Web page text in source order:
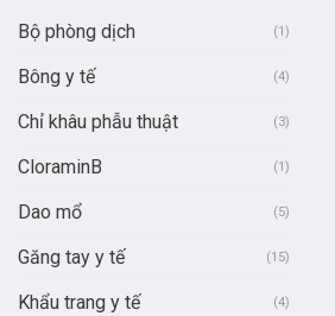
Bộ phòng dịch (1)
Bông y tế (4)
Chỉ khâu phẫu thuật (3)
CloraminB (1)
Dao mổ (5)
Găng tay y tế (15)
Khẩu trang y tế (4)